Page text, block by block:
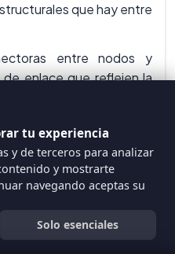
que hay entre
entre nodos y
de enlace que reflejen la
para vincular, de
nuevos conceptos
significativo)
recursos que muestran
y cómo usar
para elaborarlos:
tu experiencia
y de terceros para analizar
y mostrarte
navegando aceptas su
Solo esenciales